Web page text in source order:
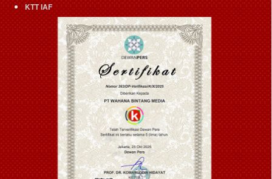
KTT IAF